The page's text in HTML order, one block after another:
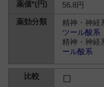
56.8円
精神・神経
ツール酸系
精神・神経
ール酸系